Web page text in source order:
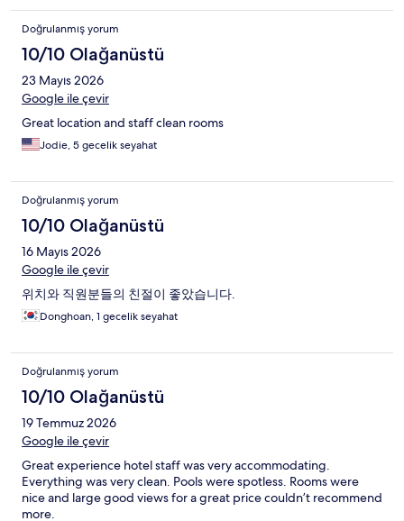
Doğrulanmış yorum
10/10 Olağanüstü
23 Mayıs 2026
Google ile çevir
Great location and staff clean rooms
Jodie, 5 gecelik seyahat
Doğrulanmış yorum
10/10 Olağanüstü
16 Mayıs 2026
Google ile çevir
위치와 직원분들의 친절이 좋았습니다.
Donghoan, 1 gecelik seyahat
Doğrulanmış yorum
10/10 Olağanüstü
19 Temmuz 2026
Google ile çevir
Great experience hotel staff was very accommodating.
Everything was very clean. Pools were spotless. Rooms were
nice and large good views for a great price couldn’t recommend
more.